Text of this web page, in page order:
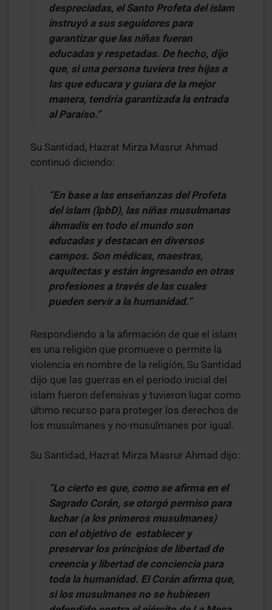
despreciadas, el Santo Profeta del islam
instruyó a sus seguidores para
garantizar que las niñas fueran
educadas y respetadas. De hecho, dijo
que, si una persona tuviera tres hijas a
las que educara y guiara de la mejor
manera, tendría garantizada la entrada
al Paraíso.”
Su Santidad, Hazrat Mirza Masrur Ahmad
continuó diciendo:
“En base a las enseñanzas del Profeta
del islam (lpbD), las niñas musulmanas
áhmadis en todo el mundo son
educadas y destacan en diversos
campos. Son médicas, maestras,
arquitectas y están ingresando en otras
profesiones a través de las cuales
pueden servir a la humanidad.”
Respondiendo a la afirmación de que el islam
es una religión que promueve o permite la
violencia en nombre de la religión, Su Santidad
dijo que las guerras en el período inicial del
islam fueron defensivas y tuvieron lugar como
último recurso para proteger los derechos de
los musulmanes y no-musulmanes por igual.
Su Santidad, Hazrat Mirza Masrur Ahmad dijo:
“Lo cierto es que, como se afirma en el
Sagrado Corán, se otorgó permiso para
luchar (a los primeros musulmanes)
con el objetivo de establecer y
preservar los principios de libertad de
creencia y libertad de conciencia para
toda la humanidad. El Corán afirma que,
si los musulmanes no se hubiesen